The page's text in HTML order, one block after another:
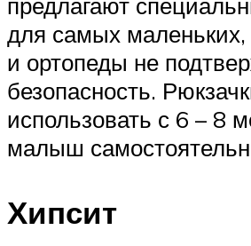
для самых
и ортопеды не
безопасность.
использовать с 6 – 8
малыш
Хипсит